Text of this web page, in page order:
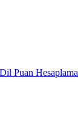
Puan Hesaplama